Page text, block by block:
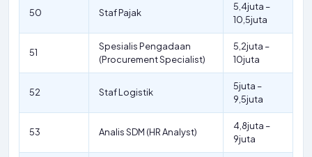
50 Staf Pajak
5,4juta –
10,5juta
51
Spesialis Pengadaan
(Procurement Specialist)
5,2juta –
10juta
52 Staf Logistik
5juta –
9,5juta
53 Analis SDM (HR Analyst)
4,8juta –
9juta